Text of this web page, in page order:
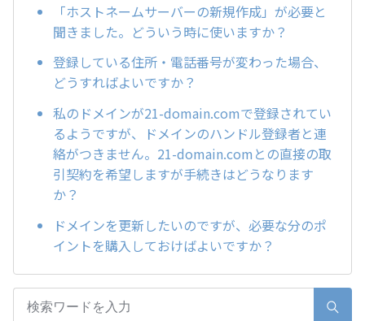
「ホストネームサーバーの新規作成」が必要と
聞きました。どういう時に使いますか？
登録している住所・電話番号が変わった場合、
どうすればよいですか？
私のドメインが21-domain.comで登録されてい
るようですが、ドメインのハンドル登録者と連
絡がつきません。21-domain.comとの直接の取
引契約を希望しますが手続きはどうなります
か？
ドメインを更新したいのですが、必要な分のポ
イントを購入しておけばよいですか？